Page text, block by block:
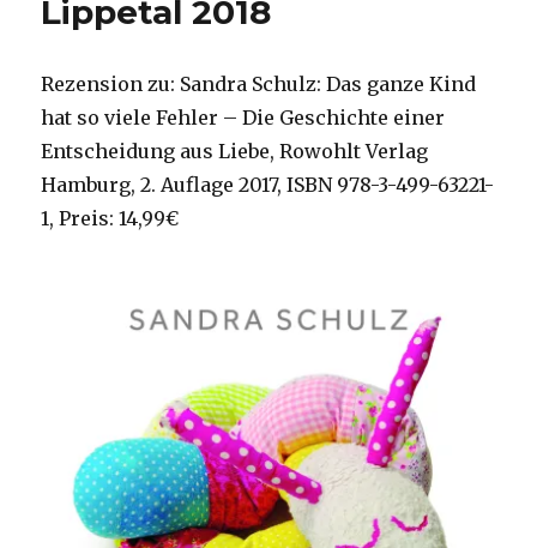
Lippetal 2018
Rezension zu: Sandra Schulz: Das ganze Kind
hat so viele Fehler – Die Geschichte einer
Entscheidung aus Liebe, Rowohlt Verlag
Hamburg, 2. Auflage 2017, ISBN 978-3-499-63221-
1, Preis: 14,99€